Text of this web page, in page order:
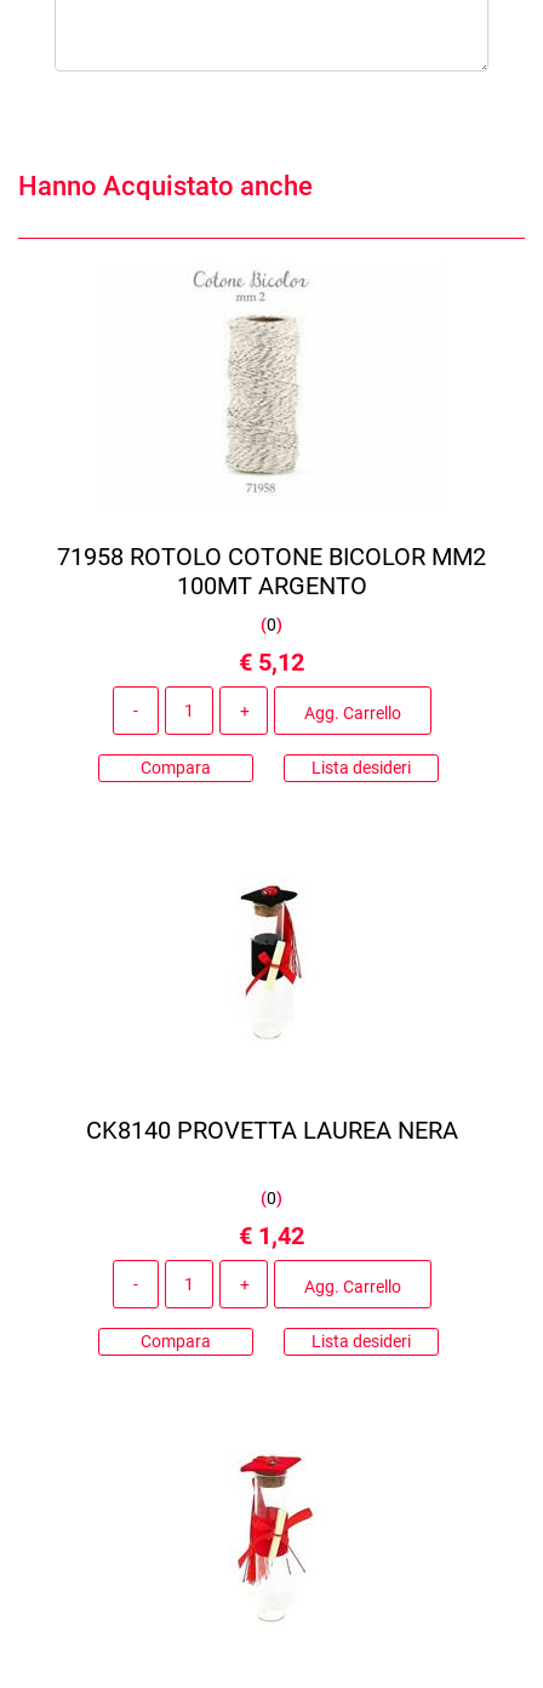
Hanno Acquistato anche
71958 ROTOLO COTONE BICOLOR MM2
100MT ARGENTO
(0)
€ 5,12
Agg. Carrello
Compara Lista desideri
CK8140 PROVETTA LAUREA NERA
(0)
€ 1,42
Agg. Carrello
Compara Lista desideri